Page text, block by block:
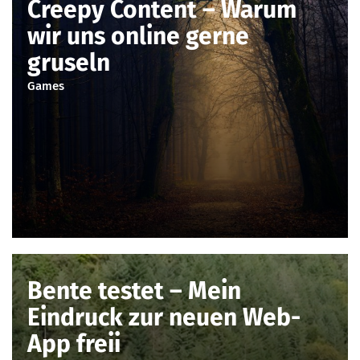
Creepy Content – Warum
wir uns online gerne
gruseln
Games
Bente testet – Mein
Eindruck zur neuen Web-
App freii